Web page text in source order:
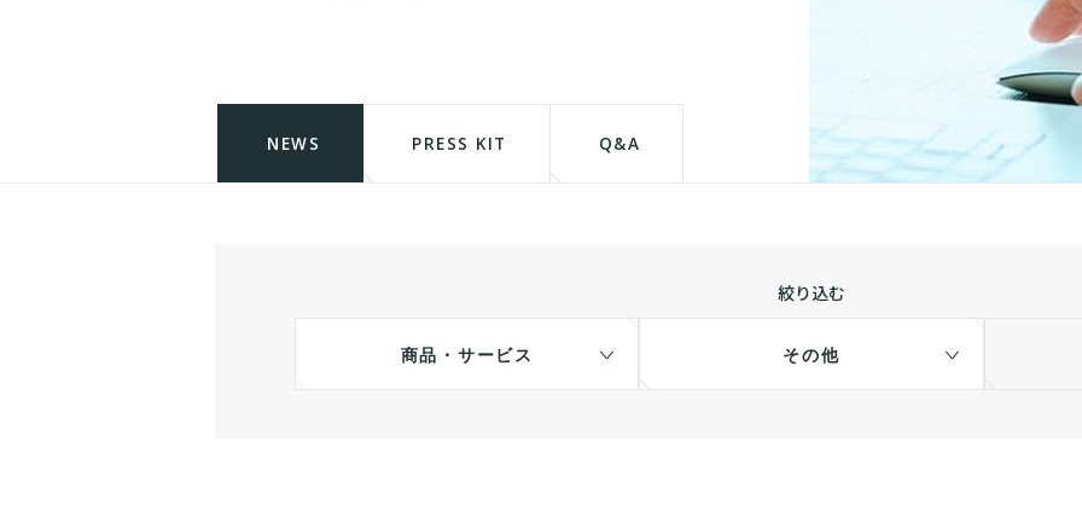
NEWS PRESS KIT Q&A
絞り込む
商品・サービス その他